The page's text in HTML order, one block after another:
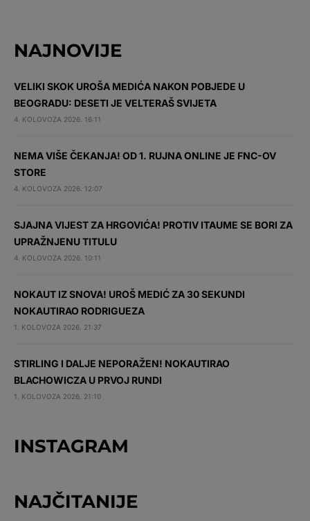
NAJNOVIJE
VELIKI SKOK UROŠA MEDIĆA NAKON POBJEDE U
BEOGRADU: DESETI JE VELTERAŠ SVIJETA
4. KOLOVOZA 2026. 16:11
NEMA VIŠE ČEKANJA! OD 1. RUJNA ONLINE JE FNC-OV
STORE
4. KOLOVOZA 2026. 12:07
SJAJNA VIJEST ZA HRGOVIĆA! PROTIV ITAUME SE BORI ZA
UPRAŽNJENU TITULU
4. KOLOVOZA 2026. 10:11
NOKAUT IZ SNOVA! UROŠ MEDIĆ ZA 30 SEKUNDI
NOKAUTIRAO RODRIGUEZA
1. KOLOVOZA 2026. 21:37
STIRLING I DALJE NEPORAŽEN! NOKAUTIRAO
BLACHOWICZA U PRVOJ RUNDI
1. KOLOVOZA 2026. 21:10
INSTAGRAM
NAJČITANIJE